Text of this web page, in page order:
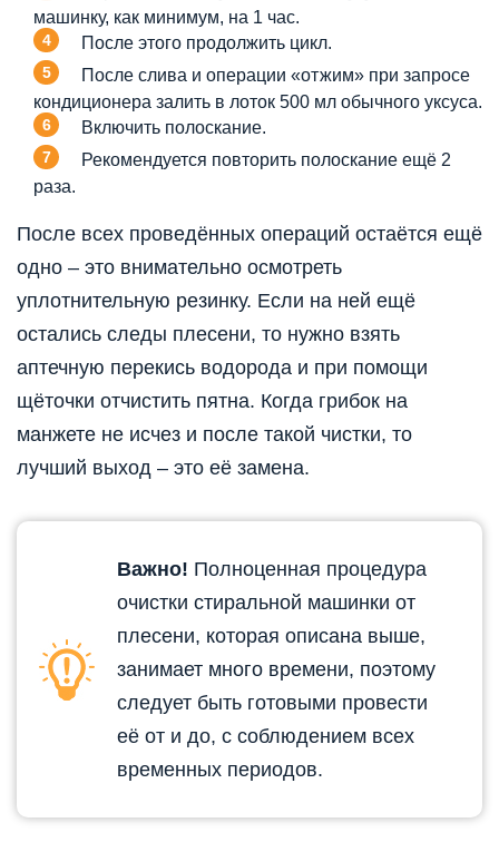
машинку, как минимум, на 1 час.
После этого продолжить цикл.
После слива и операции «отжим» при запросе
кондиционера залить в лоток 500 мл обычного уксуса.
Включить полоскание.
Рекомендуется повторить полоскание ещё 2
раза.
После всех проведённых операций остаётся ещё
одно – это внимательно осмотреть
уплотнительную резинку. Если на ней ещё
остались следы плесени, то нужно взять
аптечную перекись водорода и при помощи
щёточки отчистить пятна. Когда грибок на
манжете не исчез и после такой чистки, то
лучший выход – это её замена.
Важно! Полноценная процедура
очистки стиральной машинки от
плесени, которая описана выше,
занимает много времени, поэтому
следует быть готовыми провести
её от и до, с соблюдением всех
временных периодов.